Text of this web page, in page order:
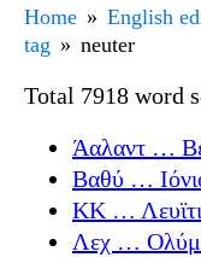
Home English
tag
neuter
Total 7918 word
Άαλαντ …
Βαθύ …
ΚΚ …
Λεχ …